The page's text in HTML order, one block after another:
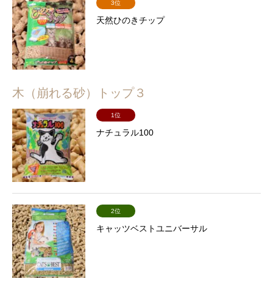
3位
天然ひのきチップ
木（崩れる砂）トップ３
1位
ナチュラル100
2位
キャッツベストユニバーサル